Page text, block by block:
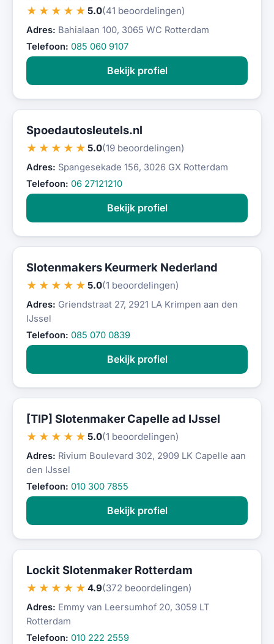
★★★★★ 5.0(41 beoordelingen)
Adres: Bahialaan 100, 3065 WC Rotterdam
Telefoon: 085 060 9107
Bekijk profiel
Spoedautosleutels.nl
★★★★★ 5.0(19 beoordelingen)
Adres: Spangesekade 156, 3026 GX Rotterdam
Telefoon: 06 27121210
Bekijk profiel
Slotenmakers Keurmerk Nederland
★★★★★ 5.0(1 beoordelingen)
Adres: Griendstraat 27, 2921 LA Krimpen aan den
IJssel
Telefoon: 085 070 0839
Bekijk profiel
[TIP] Slotenmaker Capelle ad IJssel
★★★★★ 5.0(1 beoordelingen)
Adres: Rivium Boulevard 302, 2909 LK Capelle aan
den IJssel
Telefoon: 010 300 7855
Bekijk profiel
Lockit Slotenmaker Rotterdam
★★★★★ 4.9(372 beoordelingen)
Adres: Emmy van Leersumhof 20, 3059 LT
Rotterdam
Telefoon: 010 222 2559